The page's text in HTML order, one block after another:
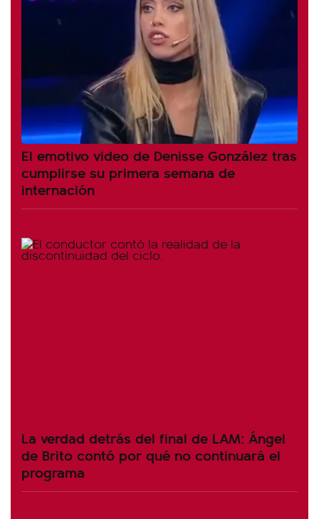
El emotivo video de Denisse González tras
cumplirse su primera semana de
internación
La verdad detrás del final de LAM: Ángel
de Brito contó por qué no continuará el
programa